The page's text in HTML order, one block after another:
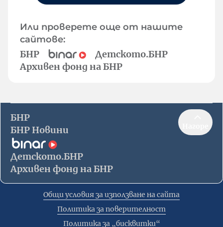
Или проверете още от нашите
сайтове:
БНР
Детското.БНР
Архивен фонд на БНР
БНР
БНР Новини
Детското.БНР
Архивен фонд на БНР
Общи условия за използване на сайта
Политика за поверителност
Политика за „бисквитки“